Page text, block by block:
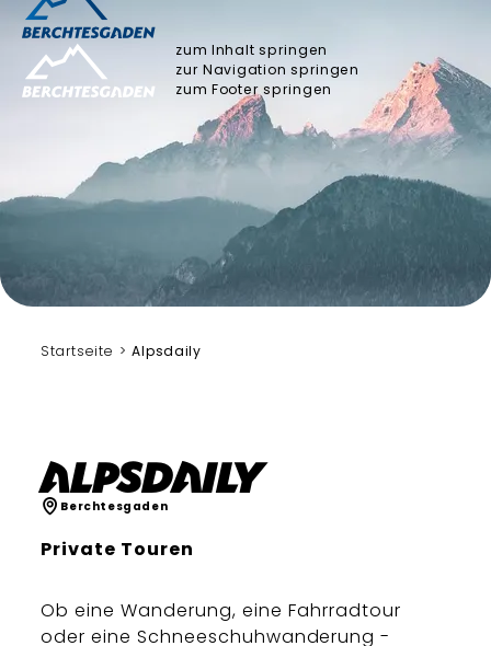
zum Inhalt springen
zur Navigation springen
zum Footer springen
Startseite Alpsdaily
Alpsdaily
Berchtesgaden
Private Touren
Ob eine Wanderung, eine Fahrradtour
oder eine Schneeschuhwanderung -